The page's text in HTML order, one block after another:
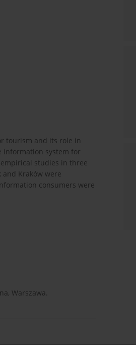
tourism and its role in
information system for
studies in three
Kraków were
consumers were
Warszawa.